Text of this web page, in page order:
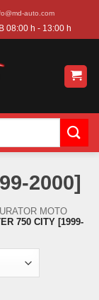
auto.com
08:00 h - 13:00 h
2000]
MOTO
750 CITY [1999-